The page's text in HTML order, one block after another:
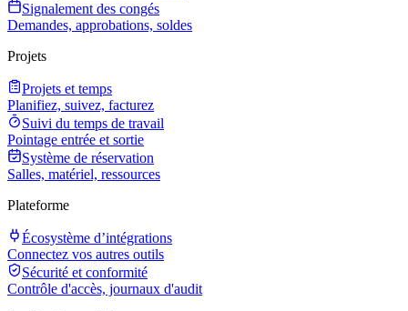
Signalement des congés
Demandes, approbations, soldes
Projets
Projets et temps
Planifiez, suivez, facturez
Suivi du temps de travail
Pointage entrée et sortie
Système de réservation
Salles, matériel, ressources
Plateforme
Écosystème d’intégrations
Connectez vos autres outils
Sécurité et conformité
Contrôle d'accès, journaux d'audit